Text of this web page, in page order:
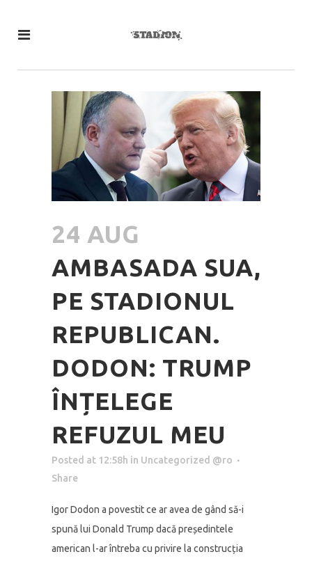
24 AUG
AMBASADA SUA,
PE STADIONUL
REPUBLICAN.
DODON: TRUMP
ÎNȚELEGE
REFUZUL MEU
Posted at 12:58h in Uncategorized @ro
Share
Igor Dodon a povestit ce ar avea de gând să-i
spună lui Donald Trump dacă președintele
american l-ar întreba cu privire la construcția